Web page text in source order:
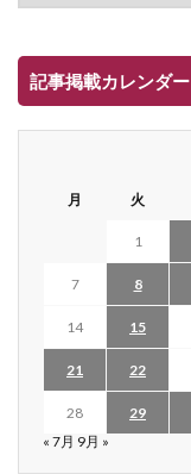
記事掲載カレンダー
月 火
1
7 8
14 15
21 22
28 29
« 7月 9月 »